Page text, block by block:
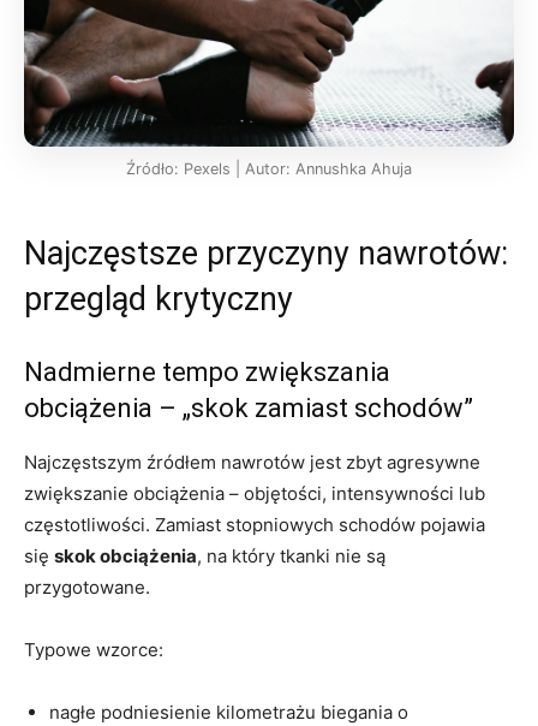
Źródło: Pexels | Autor: Annushka Ahuja
Najczęstsze przyczyny nawrotów:
przegląd krytyczny
Nadmierne tempo zwiększania
obciążenia – „skok zamiast schodów”
Najczęstszym źródłem nawrotów jest zbyt agresywne
zwiększanie obciążenia – objętości, intensywności lub
częstotliwości. Zamiast stopniowych schodów pojawia
się skok obciążenia, na który tkanki nie są
przygotowane.
Typowe wzorce:
nagłe podniesienie kilometrażu biegania o